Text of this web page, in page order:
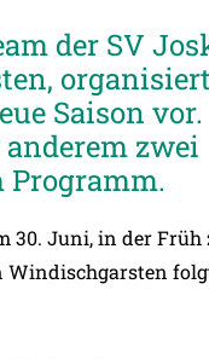
der SV
Saison vor.
zwei
Programm.
30. Juni, in der Früh